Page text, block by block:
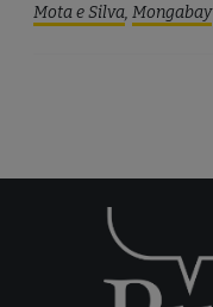
Mota e Silva, Mongabay